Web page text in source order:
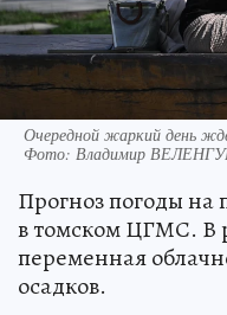
Очередной жаркий день
Фото: Владимир
Прогноз погоды на
в томском ЦГМС. В
переменная
осадков.